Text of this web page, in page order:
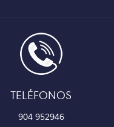
TELÉFONOS
904 952946